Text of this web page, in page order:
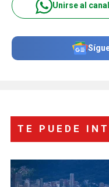
Unirse al
TE PUEDE